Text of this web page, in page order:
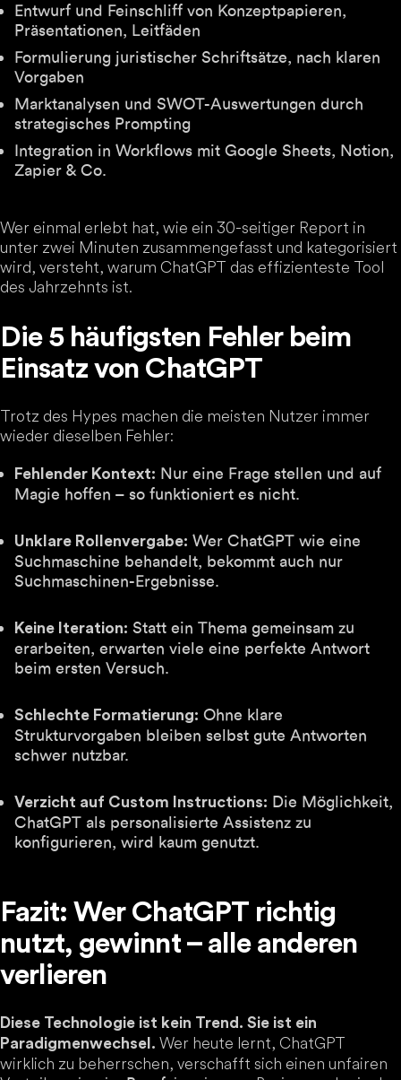
Entwurf und Feinschliff von Konzeptpapieren,
Präsentationen, Leitfäden
Formulierung juristischer Schriftsätze, nach klaren
Vorgaben
Marktanalysen und SWOT-Auswertungen durch
strategisches Prompting
Integration in Workflows mit Google Sheets, Notion,
Zapier & Co.
Wer einmal erlebt hat, wie ein 30-seitiger Report in
unter zwei Minuten zusammengefasst und kategorisiert
wird, versteht, warum ChatGPT das effizienteste Tool
des Jahrzehnts ist.
Die 5 häufigsten Fehler beim
Einsatz von ChatGPT
Trotz des Hypes machen die meisten Nutzer immer
wieder dieselben Fehler:
Fehlender Kontext: Nur eine Frage stellen und auf
Magie hoffen – so funktioniert es nicht.
Unklare Rollenvergabe: Wer ChatGPT wie eine
Suchmaschine behandelt, bekommt auch nur
Suchmaschinen-Ergebnisse.
Keine Iteration: Statt ein Thema gemeinsam zu
erarbeiten, erwarten viele eine perfekte Antwort
beim ersten Versuch.
Schlechte Formatierung: Ohne klare
Strukturvorgaben bleiben selbst gute Antworten
schwer nutzbar.
Verzicht auf Custom Instructions: Die Möglichkeit,
ChatGPT als personalisierte Assistenz zu
konfigurieren, wird kaum genutzt.
Fazit: Wer ChatGPT richtig
nutzt, gewinnt – alle anderen
verlieren
Diese Technologie ist kein Trend. Sie ist ein
Paradigmenwechsel. Wer heute lernt, ChatGPT
wirklich zu beherrschen, verschafft sich einen unfairen